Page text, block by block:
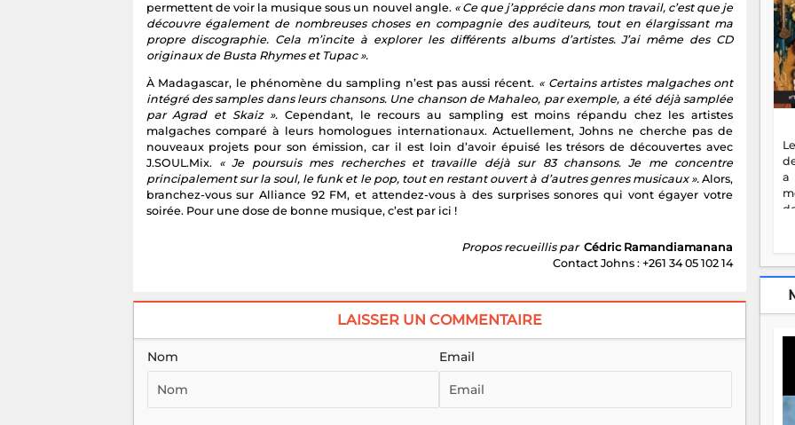
permettent de voir la musique sous un nouvel angle. « Ce que j’apprécie dans mon travail, c’est que je
découvre également de nombreuses choses en compagnie des auditeurs, tout en élargissant ma
propre discographie. Cela m’incite à explorer les différents albums d’artistes. J’ai même des CD
originaux de Busta Rhymes et Tupac ».
À Madagascar, le phénomène du sampling n’est pas aussi récent. « Certains artistes malgaches ont
intégré des samples dans leurs chansons. Une chanson de Mahaleo, par exemple, a été déjà samplée
par Agrad et Skaiz ».Cependant, le recours au sampling est moins répandu chez les artistes
malgaches comparé à leurs homologues internationaux. Actuellement, Johns ne cherche pas de
nouveaux projets pour son émission, car il est loin d’avoir épuisé les trésors de découvertes avec
J.SOUL.Mix. « Je poursuis mes recherches et travaille déjà sur 83 chansons. Je me concentre
principalement sur la soul, le funk et le pop, tout en restant ouvert à d’autres genres musicaux ».Alors,
branchez-vous sur Alliance 92 FM, et attendez-vous à des surprises sonores qui vont égayer votre
soirée. Pour une dose de bonne musique, c’est par ici !
Propos recueillis par Cédric Ramandiamanana
Contact Johns : +261 34 05 102 14
LAISSER UN COMMENTAIRE
Nom Email
a